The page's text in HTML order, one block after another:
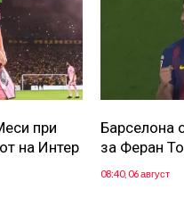
при
на Интер
Барселона
за Феран
08:40, 06 август